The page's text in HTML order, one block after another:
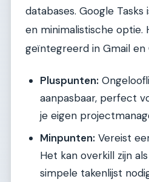
databases. Google
en minimalistische optie.
geïntegreerd in Gmail en
Pluspunten:
aanpasbaar, perfect
je eigen
Minpunten: Vereist
Het kan overkill zijn
simpele takenlijst